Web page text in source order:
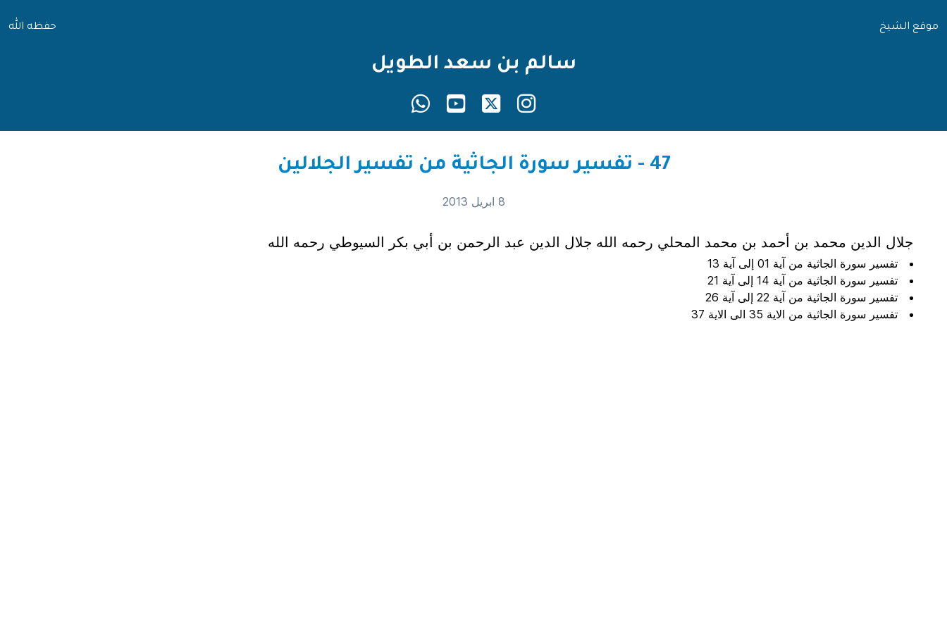
موقع الشيخ حفظه الله
سالم بن سعد الطويل
47 - تفسير سورة الجاثية من تفسير الجلالين
8 ابريل 2013
جلال الدين محمد بن أحمد بن محمد المحلي رحمه الله جلال الدين عبد الرحمن بن أبي بكر السيوطي رحمه الله
تفسير سورة الجاثية من آية 01 إلى آية 13
تفسير سورة الجاثية من آية 14 إلى آية 21
تفسير سورة الجاثية من آية 22 إلى آية 26
تفسير سورة الجاثية من الاية 35 الى الاية 37